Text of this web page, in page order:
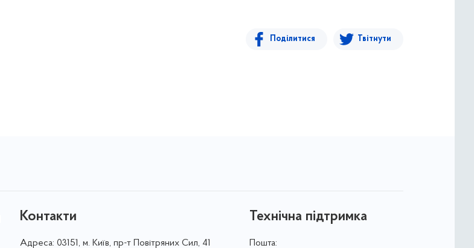
Поділитися Твітнути
Контакти
Адреса: 03151, м. Київ, пр-т Повітряних Сил, 41
Технічна підтримка
Пошта: